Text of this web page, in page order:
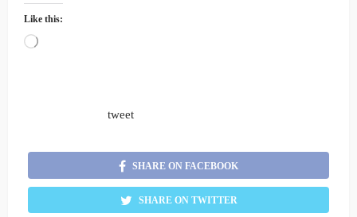
Like this:
Loading…
tweet
SHARE ON FACEBOOK
SHARE ON TWITTER